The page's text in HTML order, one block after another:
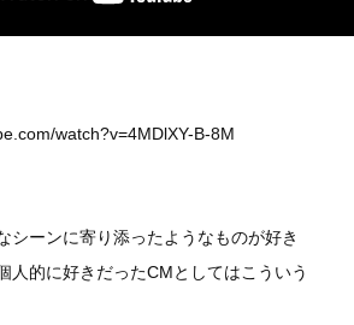
watch?v=4MDlXY-B-8M
シーンに寄り添ったようなものが好き
人的に好きだったCMとしてはこういう